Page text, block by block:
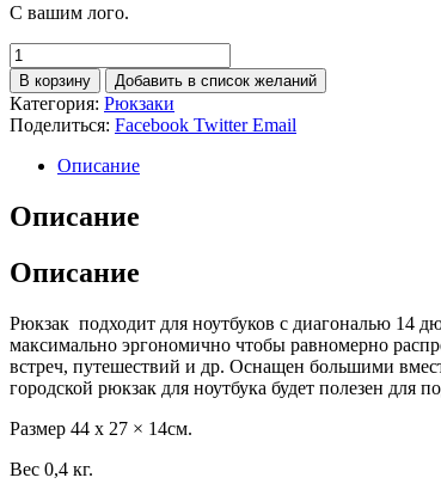
С вашим лого.
Количество
товара
Рюкзак
рабочий
В корзину Добавить в список желаний
Категория: Рюкзаки
Поделиться: Facebook Twitter Email
Описание
Описание
Описание
Рюкзак подходит для ноутбуков с диагональю 14
максимально эргономично чтобы равномерно
встреч, путешествий и др. Оснащен большими
городской рюкзак для ноутбука будет полезен
Размер 44 х 27 × 14см.
Вес 0,4 кг.